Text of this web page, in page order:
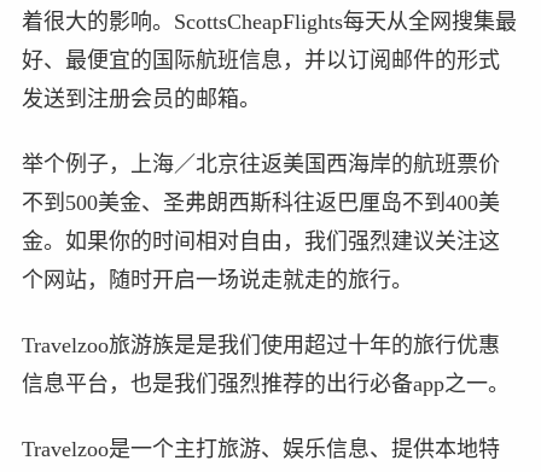
着很大的影响。ScottsCheapFlights每天从全网搜集最
好、最便宜的国际航班信息，并以订阅邮件的形式
发送到注册会员的邮箱。
举个例子，上海／北京往返美国西海岸的航班票价
不到500美金、圣弗朗西斯科往返巴厘岛不到400美
金。如果你的时间相对自由，我们强烈建议关注这
个网站，随时开启一场说走就走的旅行。
Travelzoo旅游族是是我们使用超过十年的旅行优惠
信息平台，也是我们强烈推荐的出行必备app之一。
Travelzoo是一个主打旅游、娱乐信息、提供本地特